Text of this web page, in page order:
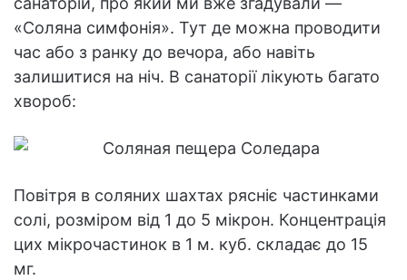
«Соляна симфонія». Тут де можна проводити
час або з ранку до вечора, або навіть
залишитися на ніч. В санаторії лікують багато
хвороб:
Повітря в соляних шахтах рясніє частинками
солі, розміром від 1 до 5 мікрон. Концентрація
цих мікрочастинок в 1 м. куб. складає до 15
мг.